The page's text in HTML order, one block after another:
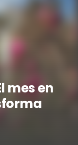
mes en